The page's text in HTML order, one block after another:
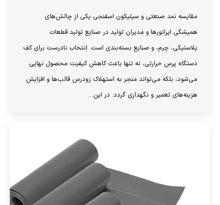
مقایسه نمد صنعتی و سیلیکون اسفنجی یکی از چالش‌های
همیشگی اپراتورها و مدیران تولید در صنایع تولید قطعات
پلاستیکی، چرم، و صنایع بسته‌بندی است. انتخاب نادرست برای کف
دستگاه پرس حرارتی، نه تنها باعث کاهش کیفیت محصول نهایی
می‌شود، بلکه می‌تواند منجر به استهلاک زودرس قالب‌ها و افزایش
هزینه‌های تعمیر و نگهداری گردد. در این…